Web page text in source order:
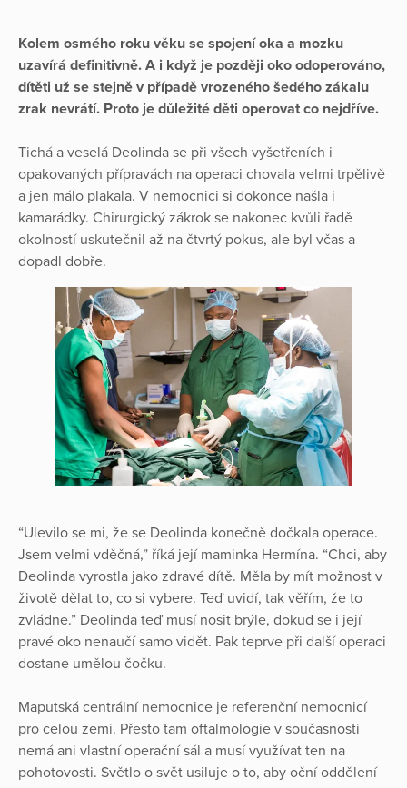
Kolem osmého roku věku se spojení oka a mozku
uzavírá definitivně. A i když je později oko odoperováno,
dítěti už se stejně v případě vrozeného šedého zákalu
zrak nevrátí. Proto je důležité děti operovat co nejdříve.
Tichá a veselá Deolinda se při všech vyšetřeních i
opakovaných přípravách na operaci chovala velmi trpělivě
a jen málo plakala. V nemocnici si dokonce našla i
kamarádky. Chirurgický zákrok se nakonec kvůli řadě
okolností uskutečnil až na čtvrtý pokus, ale byl včas a
dopadl dobře.
“Ulevilo se mi, že se Deolinda konečně dočkala operace.
Jsem velmi vděčná,” říká její maminka Hermína. “Chci, aby
Deolinda vyrostla jako zdravé dítě. Měla by mít možnost v
životě dělat to, co si vybere. Teď uvidí, tak věřím, že to
zvládne.” Deolinda teď musí nosit brýle, dokud se i její
pravé oko nenaučí samo vidět. Pak teprve při další operaci
dostane umělou čočku.
Maputská centrální nemocnice je referenční nemocnicí
pro celou zemi. Přesto tam oftalmologie v současnosti
nemá ani vlastní operační sál a musí využívat ten na
pohotovosti. Světlo o svět usiluje o to, aby oční oddělení